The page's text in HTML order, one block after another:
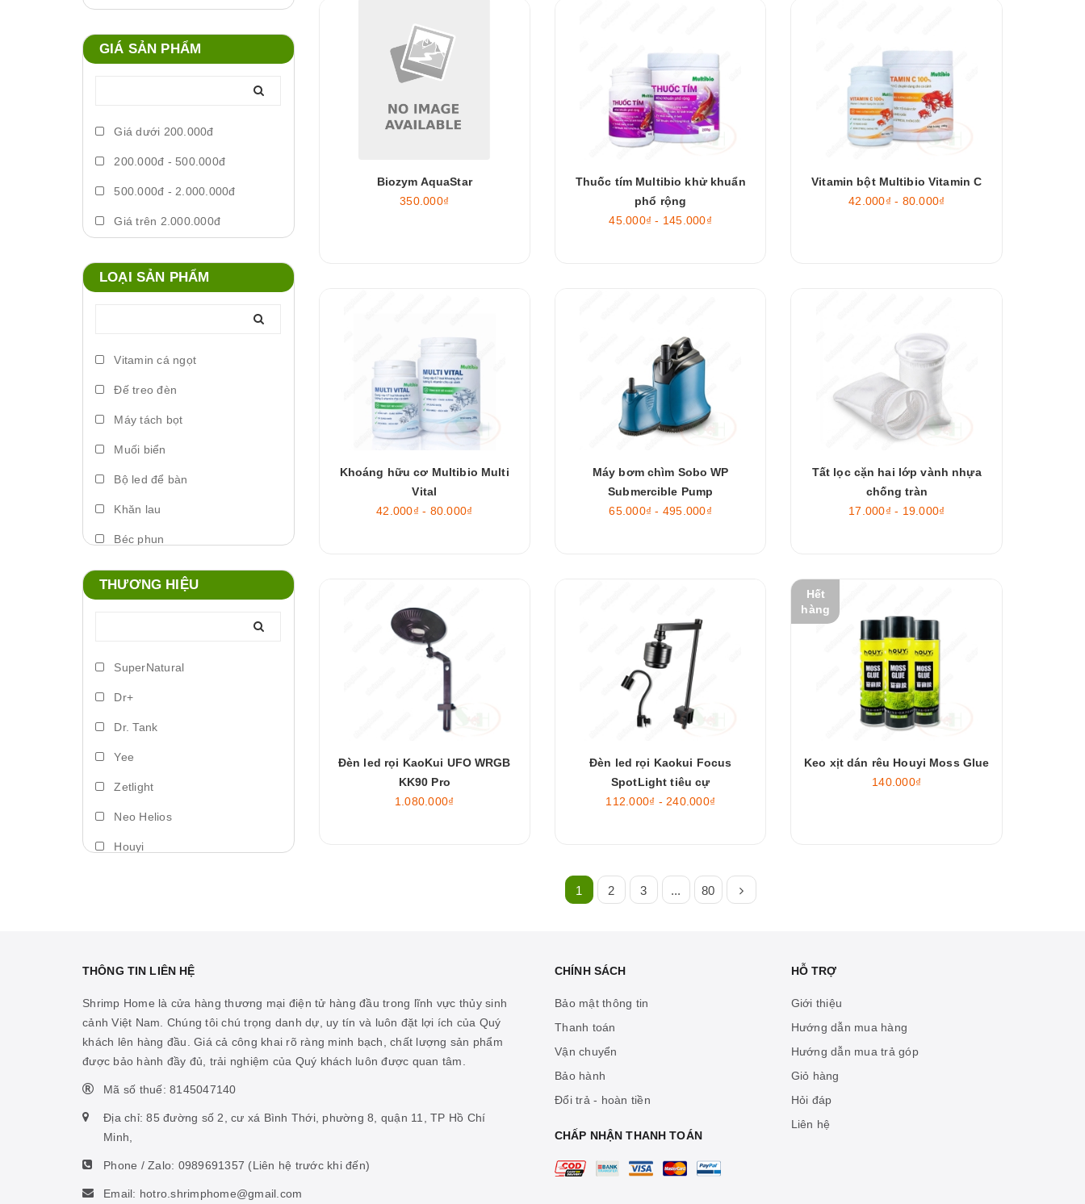
Biozym AquaStar
350.000₫
Thuốc tím Multibio khử khuẩn
phổ rộng
45.000₫ - 145.000₫
Vitamin bột Multibio Vitamin C
42.000₫ - 80.000₫
Khoáng hữu cơ Multibio Multi
Vital
42.000₫ - 80.000₫
Máy bơm chìm Sobo WP
Submercible Pump
65.000₫ - 495.000₫
Tất lọc cặn hai lớp vành nhựa
chống tràn
17.000₫ - 19.000₫
Đèn led rọi KaoKui UFO WRGB
KK90 Pro
1.080.000₫
Đèn led rọi Kaokui Focus
SpotLight tiêu cự
112.000₫ - 240.000₫
Hết
hàng
Keo xịt dán rêu Houyi Moss Glue
140.000₫
1 2 3 ... 80
GIÁ SẢN PHẨM
Giá dưới 200.000đ
200.000đ - 500.000đ
500.000đ - 2.000.000đ
Giá trên 2.000.000đ
LOẠI SẢN PHẨM
Vitamin cá ngọt
Đế treo đèn
Máy tách bọt
Muối biển
Bộ led để bàn
Khăn lau
Béc phun
Máy phun sương
Foam xịt
Vitamin cá biển
Hỗ trợ ao hồ
Nhíp
Phụ kiện ấp artemia
Hỗ trợ tiêu hóa
THƯƠNG HIỆU
SuperNatural
Dr+
Dr. Tank
Yee
Zetlight
Neo Helios
Houyi
Dymax
Cibi
KZJ
Mius
KW zone
Coloer
THÔNG TIN LIÊN HỆ
Shrimp Home là cửa hàng thương mại điện tử hàng đầu trong lĩnh vực thủy sinh
cảnh Việt Nam. Chúng tôi chú trọng danh dự, uy tín và luôn đặt lợi ích của Quý
khách lên hàng đầu. Giá cả công khai rõ ràng minh bạch, chất lượng sản phẩm
được bảo hành đầy đủ, trải nghiệm của Quý khách luôn được quan tâm.
Mã số thuế: 8145047140
Địa chỉ: 85 đường số 2, cư xá Bình Thới, phường 8, quận 11, TP Hồ Chí
Minh,
Phone / Zalo: 0989691357 (Liên hệ trước khi đến)
Email: hotro.shrimphome@gmail.com
CHÍNH SÁCH
Bảo mật thông tin
Thanh toán
Vận chuyển
Bảo hành
Đổi trả - hoàn tiền
CHẤP NHẬN THANH TOÁN
HỖ TRỢ
Giới thiệu
Hướng dẫn mua hàng
Hướng dẫn mua trả góp
Giỏ hàng
Hỏi đáp
Liên hệ